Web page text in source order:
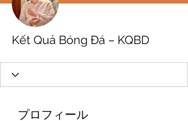
Kết Quả Bóng Đá – KQBD
プロフィール